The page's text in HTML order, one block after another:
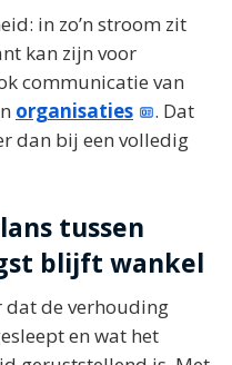
in zo’n stroom zit
kan zijn voor
communicatie van
organisaties
. Dat
dan bij een volledig
tussen
blijft wankel
dat de verhouding
en wat het